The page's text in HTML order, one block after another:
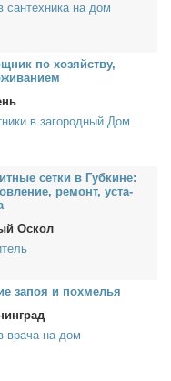
сантехника на дом
по хо­зяй­ству,
в загородный Дом
сет­ки в Губ­кине:
ре­монт, уста­
Оскол
за­поя и по­хме­лья
врача на дом